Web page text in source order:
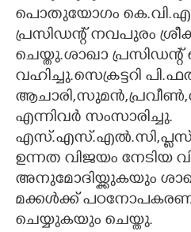
CARTOONS
LITERATURE
ZOOM
CONTACT US
പൊതുയോഗം
പ്രസിഡന്റ് നവപുരം
ചെയ്തു.ശാഖാ
വഹിച്ചു.സെക്രട്ടറി
എന്നിവർ സംസാരിച്ചു.
ഉന്നത വിജയം നേടിയ
അനുമോദിയ്ക്കുകയും
മക്കൾക്ക്
ചെയ്യുകയും ചെയ്തു.